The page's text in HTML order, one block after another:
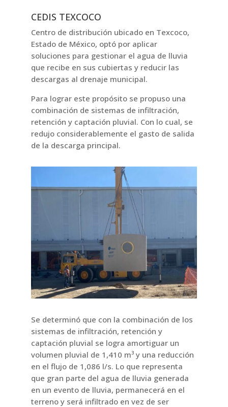
CEDIS TEXCOCO
Centro de distribución ubicado en Texcoco,
Estado de México, optó por aplicar
soluciones para gestionar el agua de lluvia
que recibe en sus cubiertas y reducir las
descargas al drenaje municipal.
Para lograr este propósito se propuso una
combinación de sistemas de infiltración,
retención y captación pluvial. Con lo cual, se
redujo considerablemente el gasto de salida
de la descarga principal.
Se determinó que con la combinación de los
sistemas de infiltración, retención y
captación pluvial se logra amortiguar un
volumen pluvial de 1,410 m³ y una reducción
en el flujo de 1,086 l/s. Lo que representa
que gran parte del agua de lluvia generada
en un evento de lluvia, permanecerá en el
terreno y será infiltrado en vez de ser